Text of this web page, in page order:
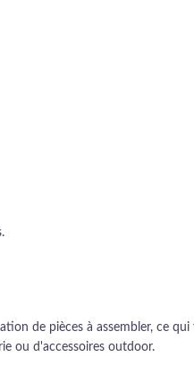
de pièces à assembler, ce
ou d'accessoires outdoor.